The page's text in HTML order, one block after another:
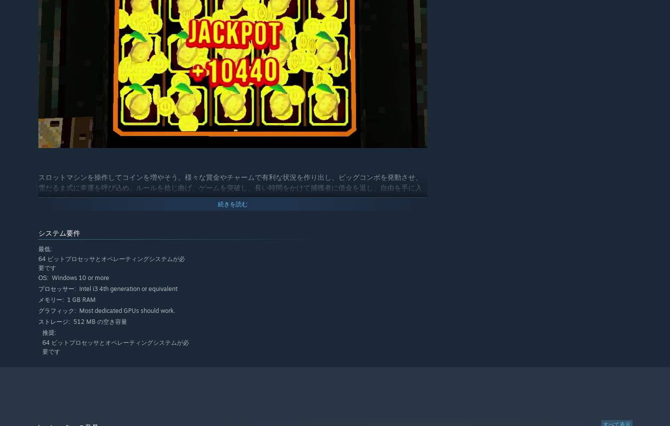
スロットマシンを操作してコインを増やそう。様々な賞金やチャームで有利な状況を作り出し、ビッグコンボを発動させ、
雪だるま式に幸運を呼び込め。ルールを捻じ曲げ、ゲームを突破し、長い時間をかけて捕獲者に借金を返し、自由を手に入
れるのだ。
特徴：
このラウンドが最後になるかもしれない、手に汗握るローグライトゲーム！
メタ進行、マルチエンディング、アンロック可能なパワーアップアイテム！
エンドレスモードでハイスコアを目指せ！
地獄のような脱出ゲーム！
続きを読む
システム要件
最低:
64 ビットプロセッサとオペレーティングシステムが必
要です
OS: Windows 10 or more
プロセッサー: Intel i3 4th generation or equivalent
メモリー: 1 GB RAM
グラフィック: Most dedicated GPUs should work.
ストレージ: 512 MB の空き容量
推奨:
64 ビットプロセッサとオペレーティングシステムが必
要です
すべて表示